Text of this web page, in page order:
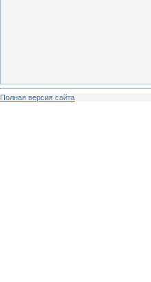
Полная версия сайта